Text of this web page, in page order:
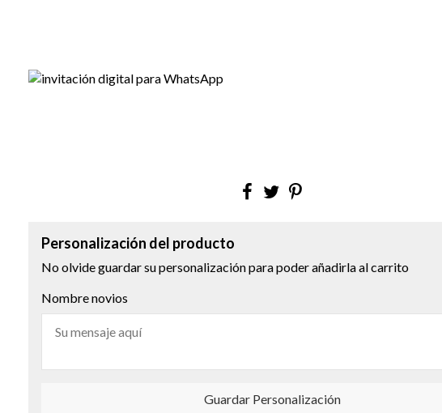
Personalización del producto
No olvide guardar su personalización para poder añadirla al carrito
Nombre novios
Guardar Personalización